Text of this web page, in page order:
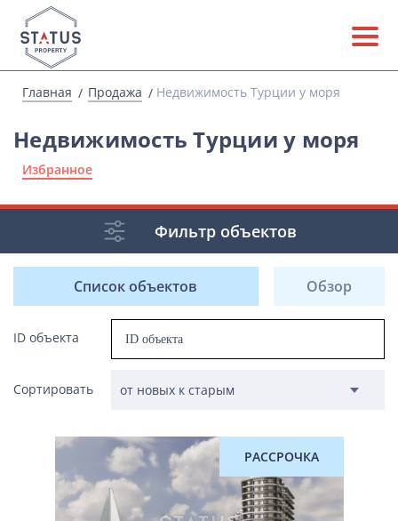
Главная Продажа Недвижимость Турции у моря
Недвижимость Турции у моря
Избранное
Фильтр объектов
Список объектов Обзор
ID объекта
Сортировать
РАССРОЧКА